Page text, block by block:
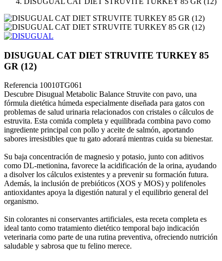
DISUGUAL CAT DIET STRUVITE TURKEY 85
GR (12)
Referencia 10010TG061
Descubre Disugual Metabolic Balance Struvite con pavo, una
fórmula dietética húmeda especialmente diseñada para gatos con
problemas de salud urinaria relacionados con cristales o cálculos de
estruvita. Esta comida completa y equilibrada combina pavo como
ingrediente principal con pollo y aceite de salmón, aportando
sabores irresistibles que tu gato adorará mientras cuida su bienestar.
Su baja concentración de magnesio y potasio, junto con aditivos
como DL-metionina, favorece la acidificación de la orina, ayudando
a disolver los cálculos existentes y a prevenir su formación futura.
Además, la inclusión de prebióticos (XOS y MOS) y polifenoles
antioxidantes apoya la digestión natural y el equilibrio general del
organismo.
Sin colorantes ni conservantes artificiales, esta receta completa es
ideal tanto como tratamiento dietético temporal bajo indicación
veterinaria como parte de una rutina preventiva, ofreciendo nutrición
saludable y sabrosa que tu felino merece.